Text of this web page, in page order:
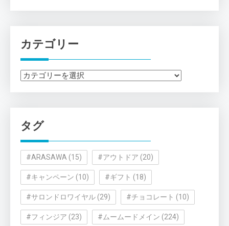
カテゴリー
カ
ー
タグ
#ARASAWA (15) #アウトドア (20)
#キャンペーン (10) #ギフト (18)
#サロンドロワイヤル (29) #チョコレート (10)
#フィンジア (23) #ムームードメイン (224)